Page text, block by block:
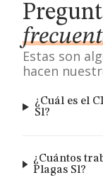
Estas son
hacen
¿Cuál es el
Sl?
¿Cuántos
Plagas Sl?